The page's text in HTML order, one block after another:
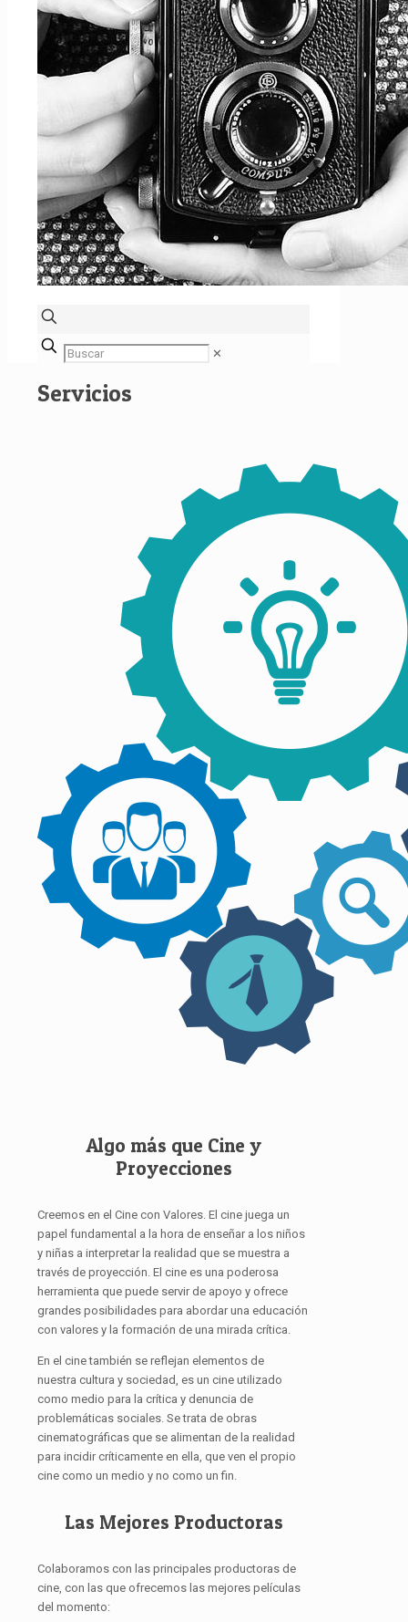
✕
Servicios
Algo más que Cine y
Proyecciones
Creemos en el Cine con Valores. El cine juega un
papel fundamental a la hora de enseñar a los niños
y niñas a interpretar la realidad que se muestra a
través de proyección. El cine es una poderosa
herramienta que puede servir de apoyo y ofrece
grandes posibilidades para abordar una educación
con valores y la formación de una mirada crítica.
En el cine también se reflejan elementos de
nuestra cultura y sociedad, es un cine utilizado
como medio para la crítica y denuncia de
problemáticas sociales. Se trata de obras
cinematográficas que se alimentan de la realidad
para incidir críticamente en ella, que ven el propio
cine como un medio y no como un fin.
Las Mejores Productoras
Colaboramos con las principales productoras de
cine, con las que ofrecemos las mejores películas
del momento: